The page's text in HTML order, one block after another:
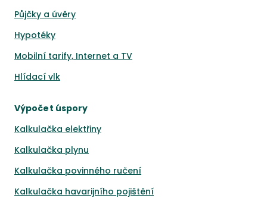
Půjčky a úvěry
Hypotéky
Mobilní tarify, Internet a TV
Hlídací vlk
Výpočet úspory
Kalkulačka elektřiny
Kalkulačka plynu
Kalkulačka povinného ručení
Kalkulačka havarijního pojištění